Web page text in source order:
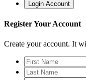
Register Your Account
Create your account. It